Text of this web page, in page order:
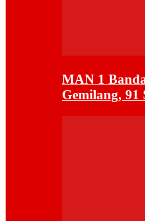
MAN 1
Gemilang,